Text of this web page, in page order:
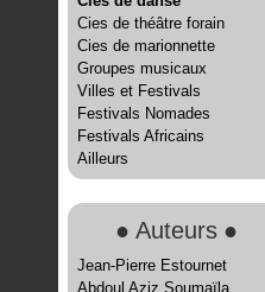
Cies de théâtre forain
Cies de marionnette
Groupes musicaux
Villes et Festivals
Festivals Nomades
Festivals Africains
Ailleurs
● Auteurs ●
Jean-Pierre Estournet
Abdoul Aziz Soumaïla